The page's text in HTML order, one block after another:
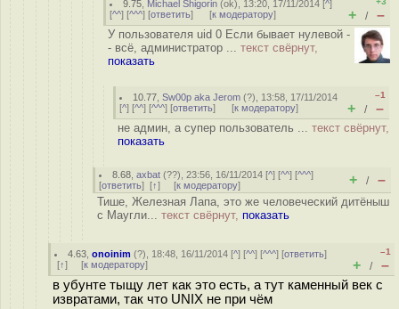
9.75 Michael Shigorin (ok), 13:20, 17/11/2014 [^]
[^^] [^^^] [ответить] [к модератору] + / –
У пользователя uid 0 Если бывает нулевой -
- всё, администратор ... текст свёрнут,
показать
10.77 ,Sw00p aka Jerom (?), 13:58, 17/11/2014
[^] [^^] [^^^] [ответить] [к модератору]
–1
+ / –
не админ, а супер пользователь ... текст свёрнут,
показать
8.68 ,axbat (??), 23:56, 16/11/2014 [^] [^^] [^^^]
[ответить] [↑] [к модератору] + / –
Тише, Железная Лапа, это же человеческий дитёныш
с Маугли... текст свёрнут, показать
4.63 ,onoinim (?), 18:48, 16/11/2014 [^] [^^] [^^^] [ответить]
[↑] [к модератору]
–1
+ / –
в убунте тыщу лет как это есть, а тут каменный век с
извратами, так что UNIX не при чём